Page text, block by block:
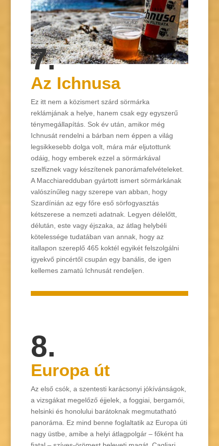
7.
Az Ichnusa
Ez itt nem a közismert szárd sörmárka
reklámjának a helye, hanem csak egy egyszerű
ténymegállapítás. Sok év után, amikor még
Ichnusát rendelni a bárban nem éppen a világ
legsikkesebb dolga volt, mára már eljutottunk
odáig, hogy emberek ezzel a sörmárkával
szelfiznek vagy készítenek panorámafelvételeket.
A Macchiaredduban gyártott ismert sörmárkának
valószínűleg nagy szerepe van abban, hogy
Szardínián az egy főre eső sörfogyasztás
kétszerese a nemzeti adatnak. Legyen délelőtt,
délután, este vagy éjszaka, az átlag helybéli
kötelessége tudatában van annak, hogy az
itallapon szereplő 465 koktél egyikét felszolgálni
igyekvő pincértől csupán egy banális, de igen
kellemes zamatú Ichnusát rendeljen.
8.
Europa út
Az első csók, a szentesti karácsonyi jókívánságok,
a vizsgákat megelőző éjjelek, a foggiai, bergamói,
helsinki és honolului barátoknak megmutatható
panoráma. Ez mind benne foglaltatik az Europa úti
nagy üstbe, amibe a helyi átlagpolgár – főként ha